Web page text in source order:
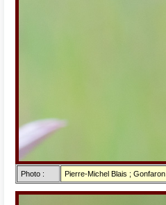
Photo : Pierre-Michel Blais ; Gonfaron